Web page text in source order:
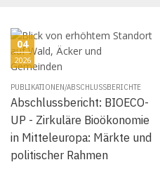
04
2026
PUBLIKATIONEN/ABSCHLUSSBERICHTE
Abschlussbericht: BIOECO-
UP - Zirkuläre Bioökonomie
in Mitteleuropa: Märkte und
politischer Rahmen